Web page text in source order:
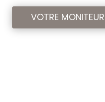
VOTRE MONITEUR